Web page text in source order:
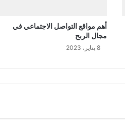
أهم مواقع التواصل الاجتماعي في
مجال الربح
8 يناير، 2023